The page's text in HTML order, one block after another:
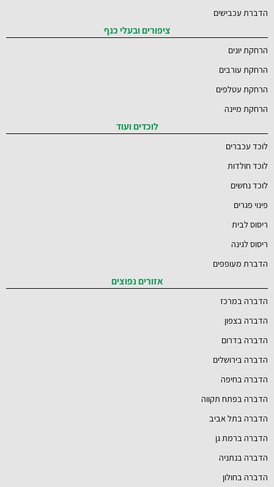
הדברת עכבישים
ציפורים ובעלי כנף
הרחקת יונים
הרחקת עורבים
הרחקת עטלפים
הרחקת מיינה
לוכדים ועוד
לוכד עכברים
לוכד חולדות
לוכד נחשים
פינוי פגרים
ריסוס לבית
ריסוס לגינה
הדברת מעופפים
אזורים נפוצים
הדברה במרכז
הדברה בצפון
הדברה בדרום
הדברה בירושלים
הדברה בחיפה
הדברה בפתח תקווה
הדברה בתל אביב
הדברה ברמת גן
הדברה בנתניה
הדברה בחולון